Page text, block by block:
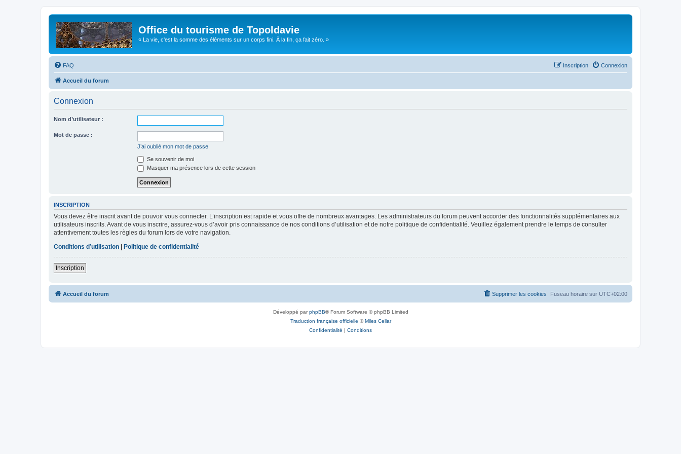
Office du tourisme de Topoldavie
« La vie, c'est la somme des éléments sur un corps fini. À la fin, ça fait zéro. »
FAQ Connexion
Inscription
Accueil du forum
Connexion
Nom d’utilisateur :
Mot de passe :
J’ai oublié mon mot de passe
Se souvenir de moi
Masquer ma présence lors de cette session
INSCRIPTION
Vous devez être inscrit avant de pouvoir vous connecter. L’inscription est rapide et vous offre de nombreux avantages. Les administrateurs du forum peuvent accorder des fonctionnalités supplémentaires aux
utilisateurs inscrits. Avant de vous inscrire, assurez-vous d’avoir pris connaissance de nos conditions d’utilisation et de notre politique de confidentialité. Veuillez également prendre le temps de consulter
attentivement toutes les règles du forum lors de votre navigation.
Conditions d’utilisation
Politique de confidentialité
Inscription
Accueil du forum Fuseau horaire sur UTC+02:00
Supprimer les cookies
Développé parphpBB® Forum Software © phpBB Limited
Traduction française officielle ©Miles Cellar
Confidentialité | Conditions